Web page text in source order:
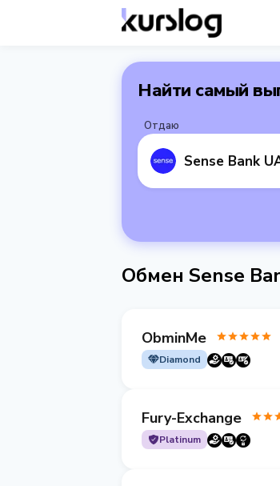
Найти самый
Отдаю
Sense Bank
Обмен Sense
ObminMe
Diamond
Fury-Exchange
Platinum